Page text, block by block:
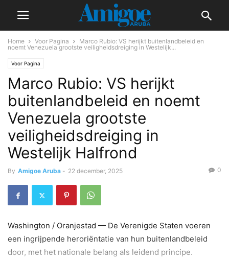
Home Voor Pagina
Marco Rubio: VS herijkt buitenlandbeleid en
noemt Venezuela grootste veiligheidsdreiging in Westelijk...
Voor Pagina
Marco Rubio: VS herijkt
buitenlandbeleid en noemt
Venezuela grootste
veiligheidsdreiging in
Westelijk Halfrond
By Amigoe Aruba - 22 december, 2025 0
Washington / Oranjestad — De Verenigde Staten voeren
een ingrijpende heroriëntatie van hun buitenlandbeleid
door, met het nationale belang als leidend principe.